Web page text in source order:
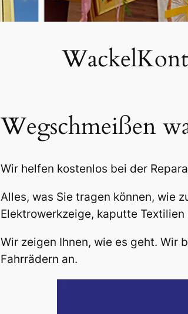
Wegschmeißen
Wir helfen kostenlos bei der
Alles, was Sie tragen können, wie
Elektrowerkzeige, kaputte
Wir zeigen Ihnen, wie es geht. Wir
Fahrrädern an.